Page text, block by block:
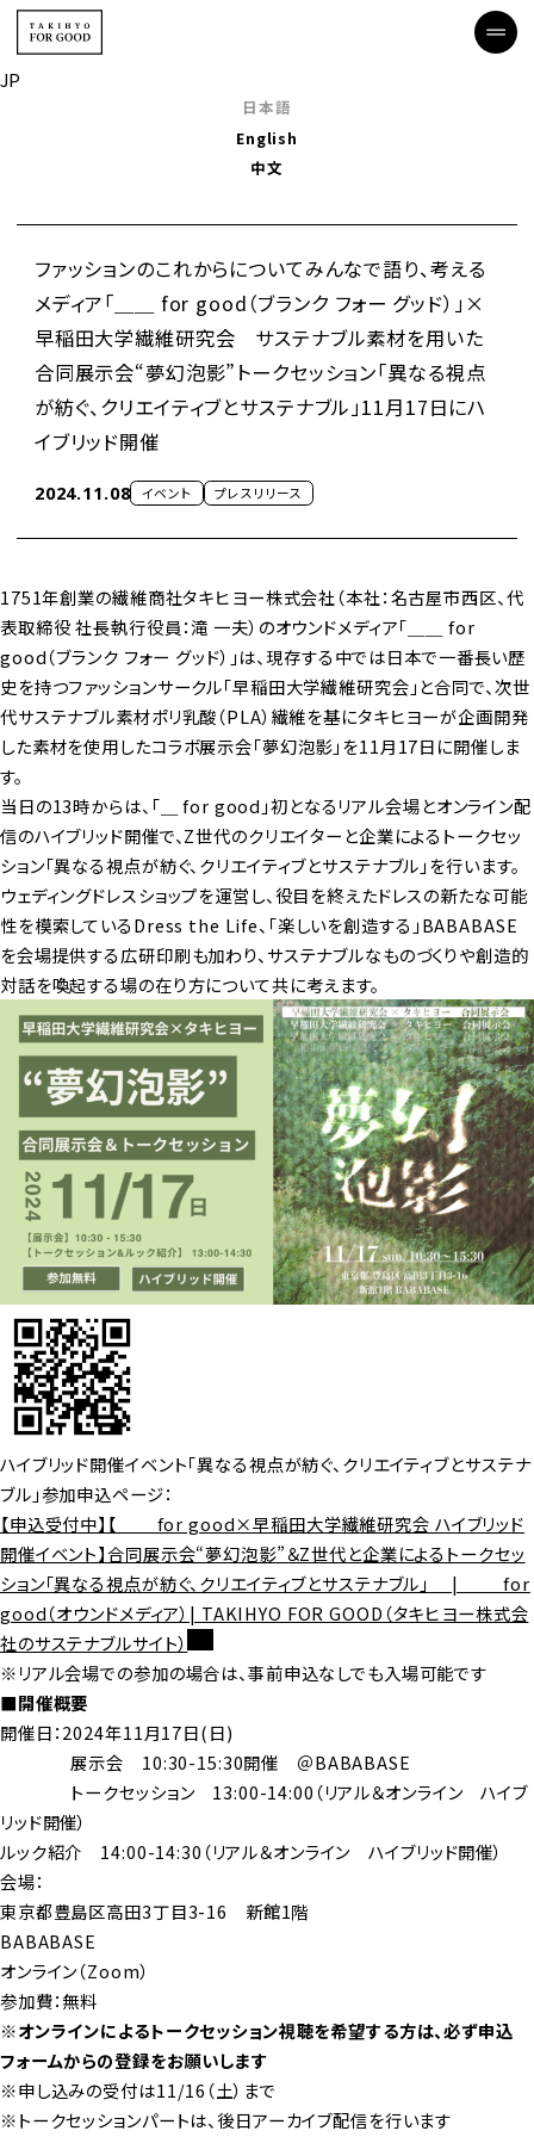
JP
日本語
English
中文
ファッションのこれからについてみんなで語り、考える
メディア「＿＿ for good（ブランク フォー グッド）」×
早稲田大学繊維研究会 サステナブル素材を用いた
合同展示会“夢幻泡影”トークセッション「異なる視点
が紡ぐ、クリエイティブとサステナブル」11月17日にハ
イブリッド開催
2024.11.08 イベント プレスリリース
1751年創業の繊維商社タキヒヨー株式会社（本社：名古屋市西区、代
表取締役 社長執行役員：滝 一夫）のオウンドメディア「＿＿ for
good（ブランク フォー グッド）」は、現存する中では日本で一番長い歴
史を持つファッションサークル「早稲田大学繊維研究会」と合同で、次世
代サステナブル素材ポリ乳酸（PLA）繊維を基にタキヒヨーが企画開発
した素材を使用したコラボ展示会「夢幻泡影」を11月17日に開催しま
す。
当日の13時からは、「＿ for good」初となるリアル会場とオンライン配
信のハイブリッド開催で、Z世代のクリエイターと企業によるトークセッ
ション「異なる視点が紡ぐ、クリエイティブとサステナブル」を行います。
ウェディングドレスショップを運営し、役目を終えたドレスの新たな可能
性を模索しているDress the Life、「楽しいを創造する」BABABASE
を会場提供する広研印刷も加わり、サステナブルなものづくりや創造的
対話を喚起する場の在り方について共に考えます。
ハイブリッド開催イベント「異なる視点が紡ぐ、クリエイティブとサステナ
ブル」参加申込ページ：
【申込受付中】【＿＿ for good×早稲田大学繊維研究会 ハイブリッド
開催イベント】合同展示会“夢幻泡影”＆Z世代と企業によるトークセッ
ション「異なる視点が紡ぐ、クリエイティブとサステナブル」 | ＿＿ for
good（オウンドメディア）| TAKIHYO FOR GOOD（タキヒヨー株式会
社のサステナブルサイト）
※リアル会場での参加の場合は、事前申込なしでも入場可能です
■開催概要
開催日：2024年11月17日(日)
展示会 10:30-15:30開催 ＠BABABASE
トークセッション 13:00-14:00（リアル＆オンライン ハイブ
リッド開催）
ルック紹介 14:00-14:30（リアル＆オンライン ハイブリッド開催）
会場：
東京都豊島区高田3丁目3-16 新館1階
BABABASE
オンライン（Zoom）
参加費：無料
※オンラインによるトークセッション視聴を希望する方は、必ず申込
フォームからの登録をお願いします
※申し込みの受付は11/16（土）まで
※トークセッションパートは、後日アーカイブ配信を行います